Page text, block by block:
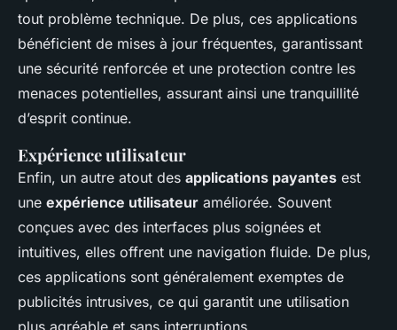
tout problème technique. De plus, ces applications
bénéficient de mises à jour fréquentes, garantissant
une sécurité renforcée et une protection contre les
menaces potentielles, assurant ainsi une tranquillité
d’esprit continue.
Expérience utilisateur
Enfin, un autre atout des applications payantes est
une expérience utilisateur améliorée. Souvent
conçues avec des interfaces plus soignées et
intuitives, elles offrent une navigation fluide. De plus,
ces applications sont généralement exemptes de
publicités intrusives, ce qui garantit une utilisation
plus agréable et sans interruptions.